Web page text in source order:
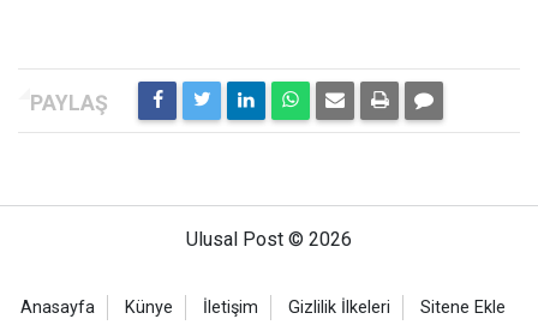
Ulusal Post © 2026
Anasayfa Künye İletişim Gizlilik İlkeleri Sitene Ekle